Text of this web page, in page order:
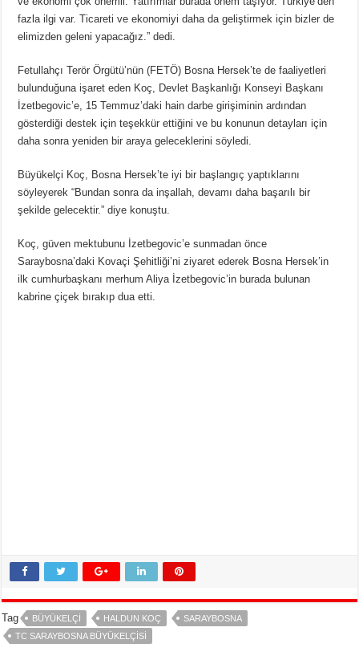
fazla ilgi var. Ticareti ve ekonomiyi daha da geliştirmek için bizler de
elimizden geleni yapacağız.” dedi.
Fetullahçı Terör Örgütü’nün (FETÖ) Bosna Hersek’te de faaliyetleri
bulunduğuna işaret eden Koç, Devlet Başkanlığı Konseyi Başkanı
İzetbegovic’e, 15 Temmuz’daki hain darbe girişiminin ardından
gösterdiği destek için teşekkür ettiğini ve bu konunun detayları için
daha sonra yeniden bir araya geleceklerini söyledi.
Büyükelçi Koç, Bosna Hersek’te iyi bir başlangıç yaptıklarını
söyleyerek “Bundan sonra da inşallah, devamı daha başarılı bir
şekilde gelecektir.” diye konuştu.
Koç, güven mektubunu İzetbegovic’e sunmadan önce
Saraybosna’daki Kovaçi Şehitliği’ni ziyaret ederek Bosna Hersek’in
ilk cumhurbaşkanı merhum Aliya İzetbegovic’in burada bulunan
kabrine çiçek bırakıp dua etti.
Tag BÜYÜKELÇI HALDUN KOÇ
SARAYBOSNA
TC SARAYBOSNA BÜYÜKELÇISI